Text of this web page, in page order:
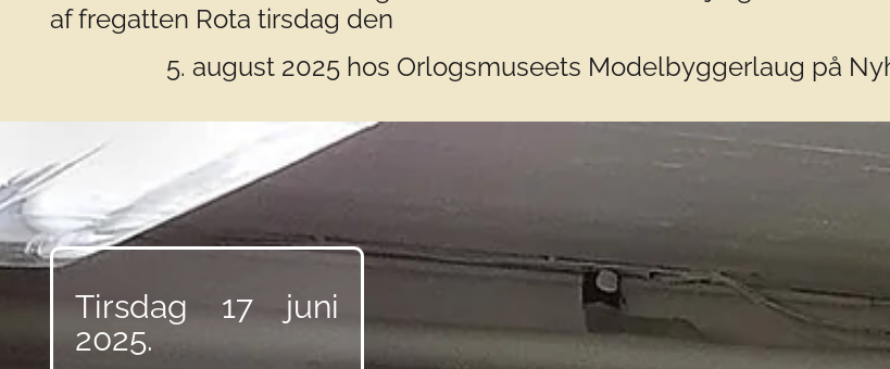
af fregatten Rota tirsdag den
5. august 2025 hos Orlogsmuseets Modelbyggerlaug på
Tirsdag 17 juni
2025.